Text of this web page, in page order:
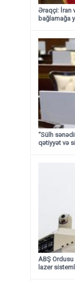
Əraqçi: İran
bağlamağa
“Sülh
qətiyyət və
ABŞ
lazer